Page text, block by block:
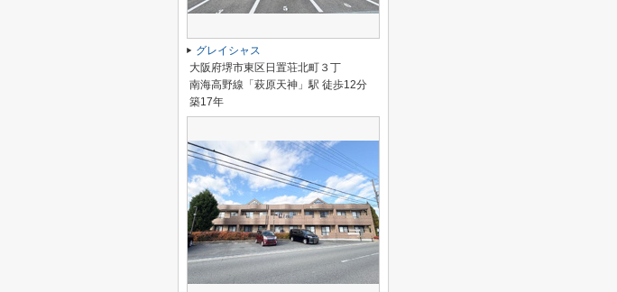
グレイシャス
大阪府堺市東区日置荘北町３丁
南海高野線「萩原天神」駅 徒歩12分
築17年